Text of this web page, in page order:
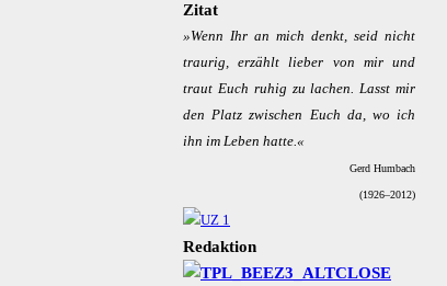
Zitat
»Wenn Ihr an mich denkt, seid nicht
trau­rig, er­zählt lie­ber von mir und
traut Euch ru­hig zu la­chen. Lasst mir
den Platz zwi­schen Euch da, wo ich
ihn im Le­ben hat­te.«
Gerd Humbach
(1926–2012)
Redaktion